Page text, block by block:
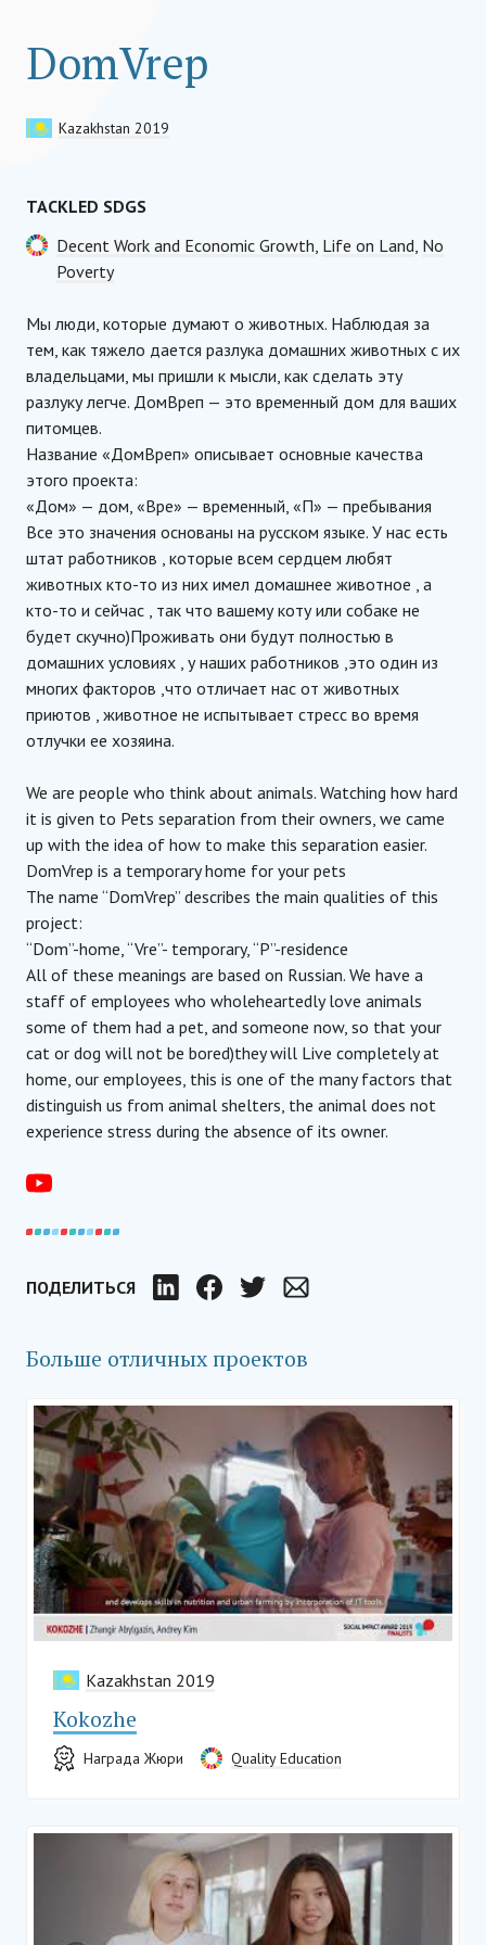
DomVrep
Kazakhstan 2019
TACKLED SDGS
Decent Work and Economic Growth, Life on Land, No
Poverty
Мы люди, которые думают о животных. Наблюдая за
тем, как тяжело дается разлука домашних животных с их
владельцами, мы пришли к мысли, как сделать эту
разлуку легче. ДомВреп — это временный дом для ваших
питомцев.
Название «ДомВреп» описывает основные качества
этого проекта:
«Дом» — дом, «Вре» — временный, «П» — пребывания
Все это значения основаны на русском языке. У нас есть
штат работников , которые всем сердцем любят
животных кто-то из них имел домашнее животное , а
кто-то и сейчас , так что вашему коту или собаке не
будет скучно)Проживать они будут полностью в
домашних условиях , у наших работников ,это один из
многих факторов ,что отличает нас от животных
приютов , животное не испытывает стресс во время
отлучки ее хозяина.
We are people who think about animals. Watching how hard
it is given to Pets separation from their owners, we came
up with the idea of how to make this separation easier.
DomVrep is a temporary home for your pets
The name “DomVrep” describes the main qualities of this
project:
“Dom”-home, “Vre”- temporary, “P”-residence
All of these meanings are based on Russian. We have a
staff of employees who wholeheartedly love animals
some of them had a pet, and someone now, so that your
cat or dog will not be bored)they will Live completely at
home, our employees, this is one of the many factors that
distinguish us from animal shelters, the animal does not
experience stress during the absence of its owner.
ПОДЕЛИТЬСЯ LinkedIn FacebookTwitter
Больше отличных проектов
Kazakhstan 2019
Kokozhe
Награда Жюри Quality Education